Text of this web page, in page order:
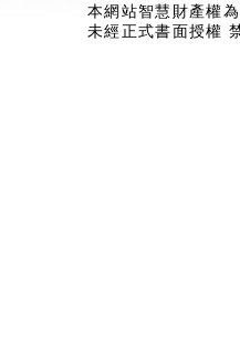
本網站智慧財產權
未經正式書面授權